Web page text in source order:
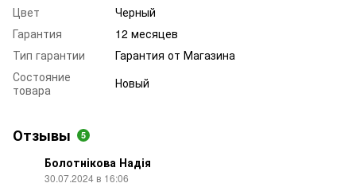
Цвет
Черный
Гарантия
12 месяцев
Тип гарантии
Гарантия от Магазина
Состояние
товара
Новый
Отзывы 5
Болотнікова Надія
30.07.2024 в 16:06